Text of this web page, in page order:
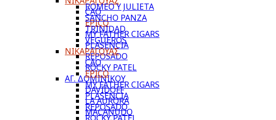
CAO
EPICO
MY FATHER CIGARS
PLASENCIA
REPOSADO
ROCKY PATEL
ΑΓ. ΔΟΜΙΝΙΚΟΥ
DAVIDOFF
LA AURORA
MACANUDO
ROMEO Y JULIETA
SANCHO PANZA
TRINIDAD
VEGUEROS
ΝΙΚΑΡΑΓΟΥΑΣ
CAO
EPICO
MY FATHER CIGARS
PLASENCIA
REPOSADO